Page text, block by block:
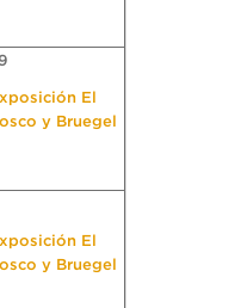
El
y Bruegel
El
y Bruegel